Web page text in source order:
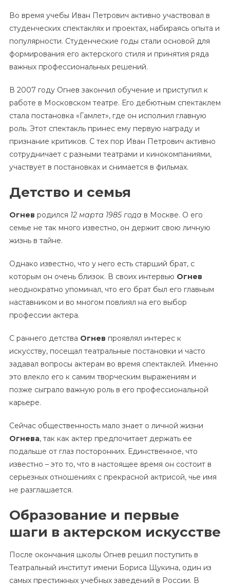
Во время учебы Иван Петрович активно участвовал в
студенческих спектаклях и проектах, набираясь опыта и
популярности. Студенческие годы стали основой для
формирования его актерского стиля и принятия ряда
важных профессиональных решений.
В 2007 году Огнев закончил обучение и приступил к
работе в Московском театре. Его дебютным спектаклем
стала постановка «Гамлет», где он исполнил главную
роль. Этот спектакль принес ему первую награду и
признание критиков. С тех пор Иван Петрович активно
сотрудничает с разными театрами и кинокомпаниями,
участвует в постановках и снимается в фильмах.
Детство и семья
Огнев родился 12 марта 1985 года в Москве. О его
семье не так много известно, он держит свою личную
жизнь в тайне.
Однако известно, что у него есть старший брат, с
которым он очень близок. В своих интервью Огнев
неоднократно упоминал, что его брат был его главным
наставником и во многом повлиял на его выбор
профессии актера.
С раннего детства Огнев проявлял интерес к
искусству, посещал театральные постановки и часто
задавал вопросы актерам во время спектаклей. Именно
это влекло его к самим творческим выражениям и
позже сыграло важную роль в его профессиональной
карьере.
Сейчас общественность мало знает о личной жизни
Огнева, так как актер предпочитает держать ее
подальше от глаз посторонних. Единственное, что
известно – это то, что в настоящее время он состоит в
серьезных отношениях с прекрасной актрисой, чье имя
не разглашается.
Образование и первые
шаги в актерском искусстве
После окончания школы Огнев решил поступить в
Театральный институт имени Бориса Щукина, один из
самых престижных учебных заведений в России. В